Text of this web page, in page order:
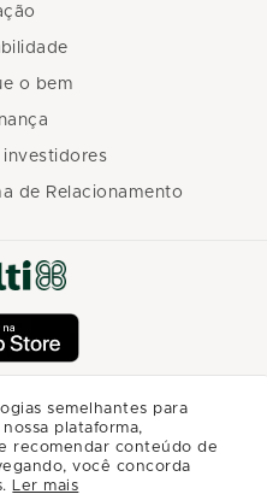
o bem
investidores
de Relacionamento
semelhantes para
plataforma,
recomendar conteúdo de
você concorda
Ler mais